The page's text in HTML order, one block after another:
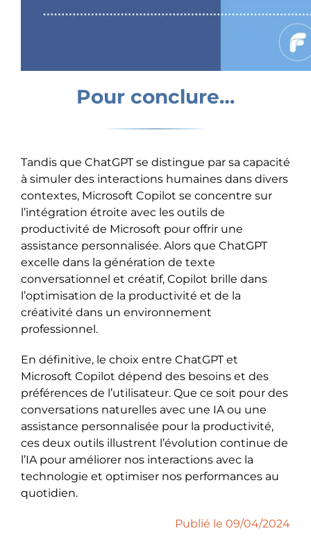
Pour conclure…
Tandis que ChatGPT se distingue par sa capacité
à simuler des interactions humaines dans divers
contextes, Microsoft Copilot se concentre sur
l’intégration étroite avec les outils de
productivité de Microsoft pour offrir une
assistance personnalisée. Alors que ChatGPT
excelle dans la génération de texte
conversationnel et créatif, Copilot brille dans
l’optimisation de la productivité et de la
créativité dans un environnement
professionnel.
En définitive, le choix entre ChatGPT et
Microsoft Copilot dépend des besoins et des
préférences de l’utilisateur. Que ce soit pour des
conversations naturelles avec une IA ou une
assistance personnalisée pour la productivité,
ces deux outils illustrent l’évolution continue de
l’IA pour améliorer nos interactions avec la
technologie et optimiser nos performances au
quotidien.
Publié le 09/04/2024